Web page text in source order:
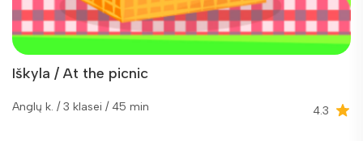
Iškyla / At the picnic
Anglų k. / 3 klasei / 45 min 4.3